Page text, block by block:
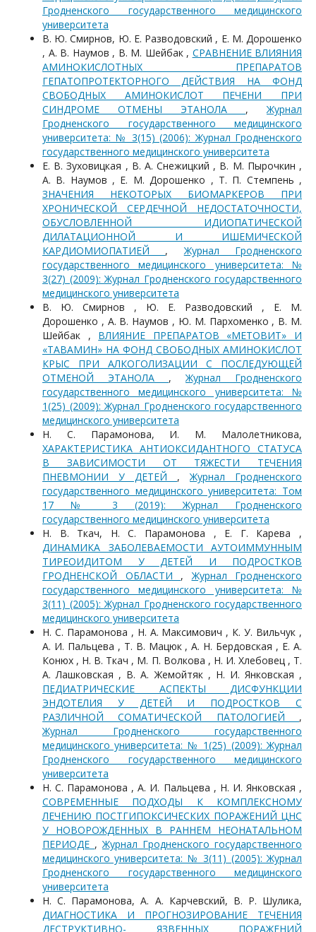
Гродненского государственного медицинского
университета
В. Ю. Смирнов, Ю. Е. Разводовский , Е. М. Дорошенко
, А. В. Наумов , В. М. Шейбак , СРАВНЕНИЕ ВЛИЯНИЯ
АМИНОКИСЛОТНЫХ ПРЕПАРАТОВ
ГЕПАТОПРОТЕКТОРНОГО ДЕЙСТВИЯ НА ФОНД
СВОБОДНЫХ АМИНОКИСЛОТ ПЕЧЕНИ ПРИ
СИНДРОМЕ ОТМЕНЫ ЭТАНОЛА , Журнал
Гродненского государственного медицинского
университета: № 3(15) (2006): Журнал Гродненского
государственного медицинского университета
Е. В. Зуховицкая , В. А. Снежицкий , В. М. Пырочкин ,
А. В. Наумов , Е. М. Дорошенко , Т. П. Стемпень ,
ЗНАЧЕНИЯ НЕКОТОРЫХ БИОМАРКЕРОВ ПРИ
ХРОНИЧЕСКОЙ СЕРДЕЧНОЙ НЕДОСТАТОЧНОСТИ,
ОБУСЛОВЛЕННОЙ ИДИОПАТИЧЕСКОЙ
ДИЛАТАЦИОННОЙ И ИШЕМИЧЕСКОЙ
КАРДИОМИОПАТИЕЙ , Журнал Гродненского
государственного медицинского университета: №
3(27) (2009): Журнал Гродненского государственного
медицинского университета
В. Ю. Смирнов , Ю. Е. Разводовский , Е. М.
Дорошенко , А. В. Наумов , Ю. М. Пархоменко , В. М.
Шейбак , ВЛИЯНИЕ ПРЕПАРАТОВ «МЕТОВИТ» И
«ТАВАМИН» НА ФОНД СВОБОДНЫХ АМИНОКИСЛОТ
КРЫС ПРИ АЛКОГОЛИЗАЦИИ С ПОСЛЕДУЮЩЕЙ
ОТМЕНОЙ ЭТАНОЛА , Журнал Гродненского
государственного медицинского университета: №
1(25) (2009): Журнал Гродненского государственного
медицинского университета
Н. С. Парамонова, И. М. Малолетникова,
ХАРАКТЕРИСТИКА АНТИОКСИДАНТНОГО СТАТУСА
В ЗАВИСИМОСТИ ОТ ТЯЖЕСТИ ТЕЧЕНИЯ
ПНЕВМОНИИ У ДЕТЕЙ , Журнал Гродненского
государственного медицинского университета: Том
17 № 3 (2019): Журнал Гродненского
государственного медицинского университета
Н. В. Ткач, Н. С. Парамонова , Е. Г. Карева ,
ДИНАМИКА ЗАБОЛЕВАЕМОСТИ АУТОИММУННЫМ
ТИРЕОИДИТОМ У ДЕТЕЙ И ПОДРОСТКОВ
ГРОДНЕНСКОЙ ОБЛАСТИ , Журнал Гродненского
государственного медицинского университета: №
3(11) (2005): Журнал Гродненского государственного
медицинского университета
Н. С. Парамонова , Н. А. Максимович , К. У. Вильчук ,
А. И. Пальцева , Т. В. Мацюк , А. Н. Бердовская , Е. А.
Конюх , Н. В. Ткач , М. П. Волкова , Н. И. Хлебовец , Т.
А. Лашковская , В. А. Жемойтяк , Н. И. Янковская ,
ПЕДИАТРИЧЕСКИЕ АСПЕКТЫ ДИСФУНКЦИИ
ЭНДОТЕЛИЯ У ДЕТЕЙ И ПОДРОСТКОВ С
РАЗЛИЧНОЙ СОМАТИЧЕСКОЙ ПАТОЛОГИЕЙ ,
Журнал Гродненского государственного
медицинского университета: № 1(25) (2009): Журнал
Гродненского государственного медицинского
университета
Н. С. Парамонова , А. И. Пальцева , Н. И. Янковская ,
СОВРЕМЕННЫЕ ПОДХОДЫ К КОМПЛЕКСНОМУ
ЛЕЧЕНИЮ ПОСТГИПОКСИЧЕСКИХ ПОРАЖЕНИЙ ЦНС
У НОВОРОЖДЕННЫХ В РАННЕМ НЕОНАТАЛЬНОМ
ПЕРИОДЕ , Журнал Гродненского государственного
медицинского университета: № 3(11) (2005): Журнал
Гродненского государственного медицинского
университета
Н. С. Парамонова, А. А. Карчевский, В. Р. Шулика,
ДИАГНОСТИКА И ПРОГНОЗИРОВАНИЕ ТЕЧЕНИЯ
ДЕСТРУКТИВНО- ЯЗВЕННЫХ ПОРАЖЕНИЙ